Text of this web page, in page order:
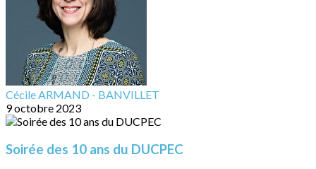
Cécile ARMAND - BANVILLET
9 octobre 2023
Soirée des 10 ans du DUCPEC